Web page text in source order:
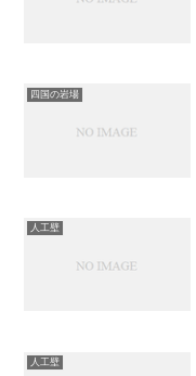
四国の岩場
人工壁
人工壁